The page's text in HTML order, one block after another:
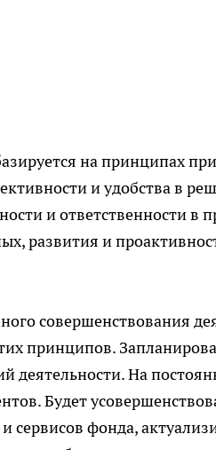
на принципах
и удобства в
и ответственности в
развития и
совершенствования
принципов.
деятельности. На
Будет
сервисов фонда,